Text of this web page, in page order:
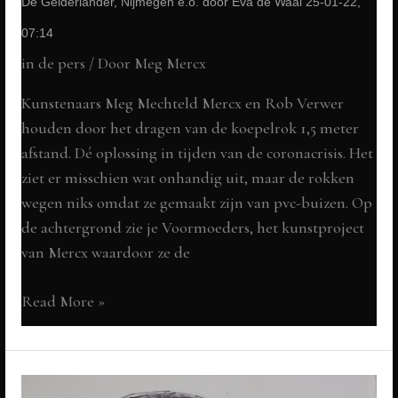
07:14
in de pers / Door Meg Mercx
Kunstenaars Meg Mechteld Mercx en Rob Verwer
houden door het dragen van de koepelrok 1,5 meter
afstand. Dé oplossing in tijden van de coronacrisis. Het
ziet er misschien wat onhandig uit, maar de rokken
wegen niks omdat ze gemaakt zijn van pvc-buizen. Op
de achtergrond zie je Voormoeders, het kunstproject
van Mercx waardoor ze de
Kooirok
als
alternatief
voor
Read More »